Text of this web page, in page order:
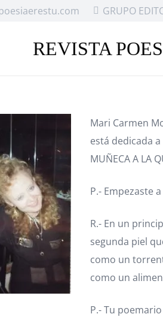
GRUPO
REVISTA
Mari Carmen
está dedicada
MUÑECA A LA
P.- Empezaste
R.- En un
segunda piel
como un
como un
P.- Tu